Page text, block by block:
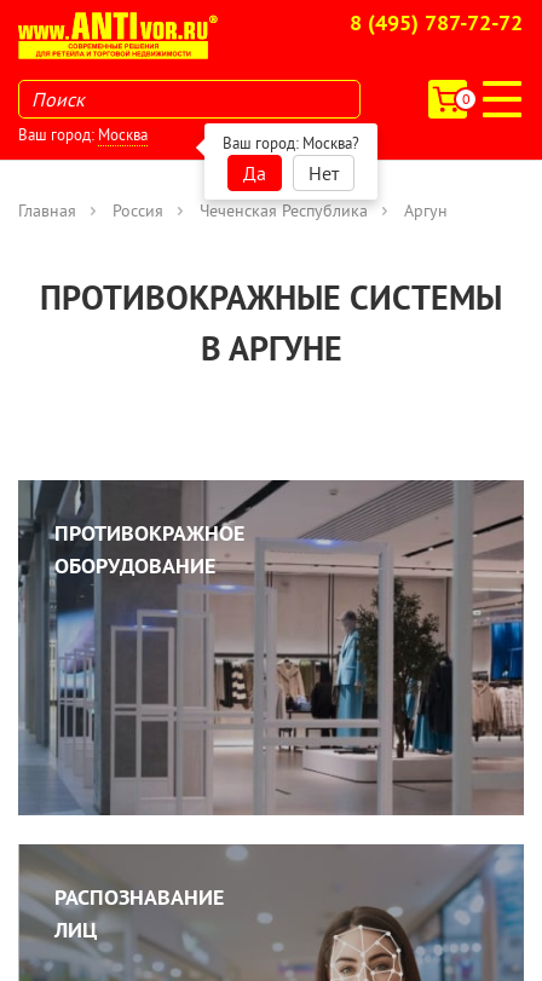
8 (495) 787-72-72
0
Ваш город: Москва Ваш город: Москва?
Да Нет
Главная Россия Чеченская Республика Аргун
ПРОТИВОКРАЖНЫЕ СИСТЕМЫ
В АРГУНЕ
ПРОТИВОКРАЖНОЕ
ОБОРУДОВАНИЕ
РАСПОЗНАВАНИЕ
ЛИЦ